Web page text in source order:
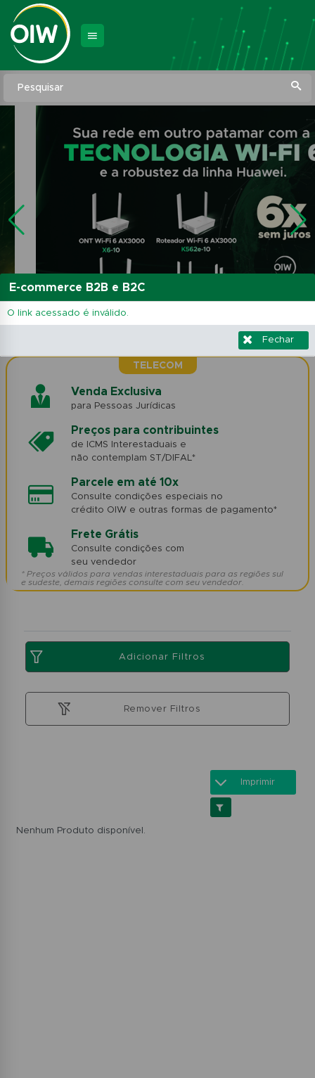
E-commerce B2B e B2C
O link acessado é inválido.
Fechar
Pesquisar
TELECOM
Venda Exclusiva
para Pessoas Jurídicas
Preços para contribuintes
de ICMS Interestaduais e
não contemplam ST/DIFAL*
Parcele em até 10x
Consulte condições especiais no
crédito OIW e outras formas de pagamento*
Frete Grátis
Consulte condições com
seu vendedor
* Preços válidos para vendas interestaduais para as regiões sul
e sudeste, demais regiões consulte com seu vendedor.
Adicionar Filtros
Remover Filtros
Imprimir
Nenhum Produto disponível.